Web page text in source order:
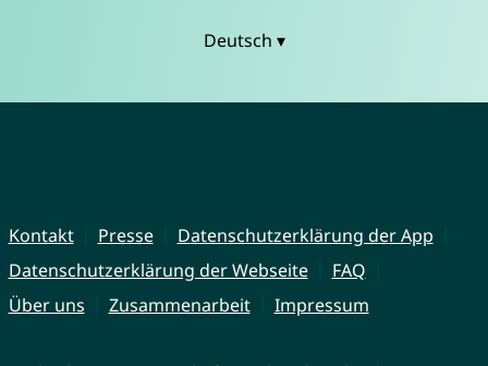
Deutsch ▾
Kontakt Presse
Datenschutzerklärung der App
Datenschutzerklärung der Webseite
FAQ
Über uns
Zusammenarbeit Impressum